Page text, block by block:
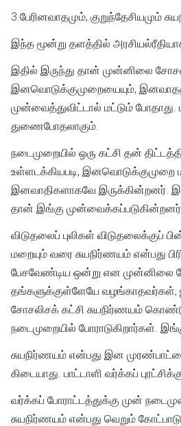
3.பேரினவாதமும், குறுந்தேசியமும்
இந்த மூன்று தளத்தில்
இதில் இருந்து தான் முன்னிலை
இனவொடுக்குமுறையையும்,
முன்வைத்துவிட்டால் மட்டும்
துணைபோதலாகும்.
நடைமுறையில் ஒரு கட்சி தன்
உள்ளடக்கியபடி, இனவொடுக்குமுறை
இனவாதிகளாகவே இருக்கின்றனர்.
தான் இங்கு
விடுதலைப் புலிகள் விடுதலைக்குப்
மறையும் வரை சுயநிர்ணயம் என்பது
பேசவேண்டிய ஒன்று என முன்னிலை
தங்களுக்குள்ளேயே
சோசலிசக் கட்சி சுயநிர்ணயம்
நடைமுறையில் போராடுகிறார்கள்.
சுயநிர்ணயம் என்பது இன
கிடையாது. பாட்டாளி வர்க்கப்
வர்க்கப் போராட்டத்துக்கு முன்
சுயநிர்ணயம் என்பது வெறும்